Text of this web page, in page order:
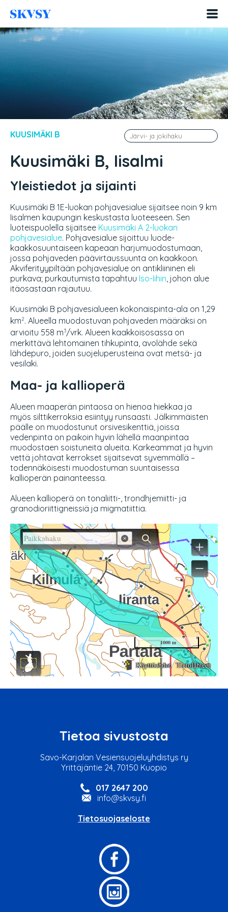
sisältöön
KUUSIMÄKI B
Kuusimäki B, Iisalmi
Yleistiedot ja sijainti
Kuusimäki B 1E-luokan pohjavesialue sijaitsee noin 9 km
Iisalmen kaupungin keskustasta luoteeseen. Sen
luoteispuolella sijaitsee Kuusimäki A 2-luokan
pohjavesialue. Pohjavesialue sijoittuu luode-
kaakkosuuntaiseen kapeaan harjumuodostumaan,
jossa pohjaveden päävirtaussuunta on kaakkoon.
Akviferityypiltään pohjavesialue on antikliininen eli
purkava; purkautumista tapahtuu Iso-Iihin, johon alue
itäosastaan rajautuu.
Kuusimäki B pohjavesialueen kokonaispinta-ala on 1,29
km2. Alueella muodostuvan pohjaveden määräksi on
arvioitu 558 m3/vrk. Alueen kaakkoisosassa on
merkittävä lehtomainen tihkupinta, avolähde sekä
lähdepuro, joiden suojeluperusteina ovat metsä- ja
vesilaki.
Maa- ja kallioperä
Alueen maaperän pintaosa on hienoa hiekkaa ja
myös silttikerroksia esiintyy runsaasti. Jälkimmäisten
päälle on muodostunut orsivesikenttiä, joissa
vedenpinta on paikoin hyvin lähellä maanpintaa
muodostaen soistuneita alueita. Karkeammat ja hyvin
vettä johtavat kerrokset sijaitsevat syvemmällä –
todennäköisesti muodostuman suuntaisessa
kallioperän painanteessa.
Alueen kallioperä on tonaliitti-, trondhjemiitti- ja
granodioriittigneissiä ja migmatiittia.
Tietoa sivustosta
Savo-Karjalan Vesiensuojeluyhdistys ry
Yrittäjäntie 24, 70150 Kuopio
017 2647 200
info@skvsy.fi
Tietosuojaseloste